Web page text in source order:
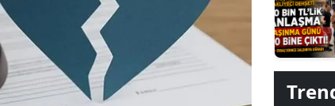
Gaziantep
Giresun